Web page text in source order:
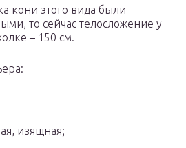
кони этого вида были
то сейчас телосложение у
– 150 см.
изящная;